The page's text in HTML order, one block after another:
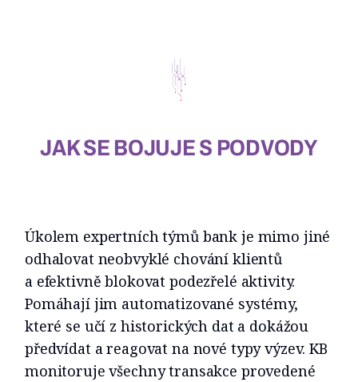
JAK SE BOJUJE S PODVODY
Úkolem expertních týmů bank je mimo jiné
odhalovat neobvyklé chování klientů
a efektivně blokovat podezřelé aktivity.
Pomáhají jim automatizované systémy,
které se učí z historických dat a dokážou
předvídat a reagovat na nové typy výzev. KB
monitoruje všechny transakce provedené